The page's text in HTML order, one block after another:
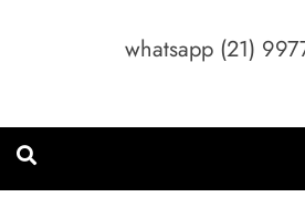
whatsapp (21)